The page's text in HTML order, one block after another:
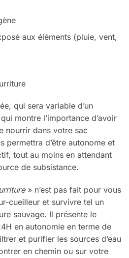
aux éléments (pluie, vent,
qui sera variable d’un
montre l’importance d’avoir
nourrir dans votre sac
permettra d’être autonome et
tout au moins en attendant
de subsistance.
» n’est pas fait pour vous
cueilleur et survivre tel un
sauvage. Il présente le
en autonomie en terme de
et purifier les sources d’eau
en chemin ou sur votre